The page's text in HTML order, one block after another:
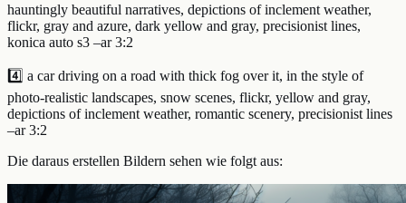
hauntingly beautiful narratives, depictions of inclement weather,
flickr, gray and azure, dark yellow and gray, precisionist lines,
konica auto s3 –ar 3:2
4️⃣ a car driving on a road with thick fog over it, in the style of
photo-realistic landscapes, snow scenes, flickr, yellow and gray,
depictions of inclement weather, romantic scenery, precisionist lines
–ar 3:2
Die daraus erstellen Bildern sehen wie folgt aus: